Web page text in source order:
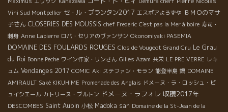
Vini Sud Montpellier セ・ル・プランタン2017 エスポアよろずや ＢＭＯのマサ
子さん CLOSERIES DES MOUSSIS chef Frederic C'est pas la Mer à boire 寿司・
刺身 Anne Lapierre ロバ・セリアのヴァンサン Okonomiyaki PASEMIA
DOMAINE DES FOULARDS ROUGES Clos de Vougeot Grand Cru Le Grau
du Roi Bonne Peche ワイン作家・リンさん Gilles Azam 共栄 LE PRE VERRE レキ
ュム Vendanges 2017 COMIC Aki ステファン・モラン 能登半島 鍋 DOMAINE
AMIRAULT Saké KIKUHIME Promenade des Anglais ドメーヌ・ラ・ロッシュ・ビ
ュイシエール カトリーヌ・ブルトン ドメーヌ・ラフォレ 収穫2017年
DESCOMBES Saint Aubin 小松 Madoka san Domaine de la St-Jean de la